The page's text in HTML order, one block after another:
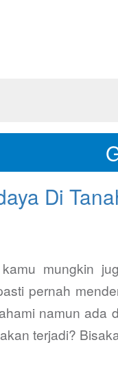
Di
mungkin
pernah
namun
terjadi?